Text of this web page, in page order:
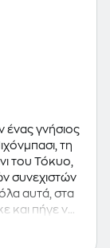
ένας γνήσιος
τη
του Τόκυο,
συνεχιστών
αυτά, στα
και πήγε να
και του